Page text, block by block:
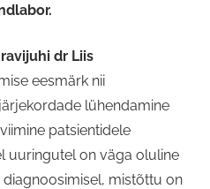
dr Liis
eesmärk nii
lühendamine
patsientidele
uuringutel on väga oluline
mistõttu on